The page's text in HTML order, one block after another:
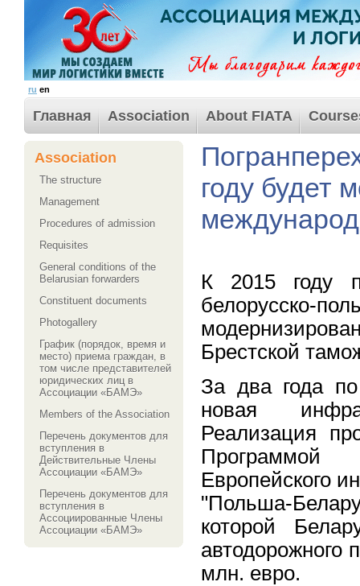
ru en
Главная Association About FIATA
Association
The structure
Management
Procedures of admission
Requisites
General conditions of the
Belarusian forwarders
Сonstituent documents
Photogallery
График (порядок, время и
место) приема граждан, в
том числе представителей
юридических лиц в
Ассоциации «БАМЭ»
Members of the Association
Перечень документов для
вступления в
Действительные Члены
Ассоциации «БАМЭ»
Перечень документов для
вступления в
Ассоциированные Члены
Ассоциации «БАМЭ»
году будет
К 2015 году
белорусско-
Брестской
За два года
новая
Реализация
Программой
Европейского
"Польша-
которой
автодорожного
млн. евро.